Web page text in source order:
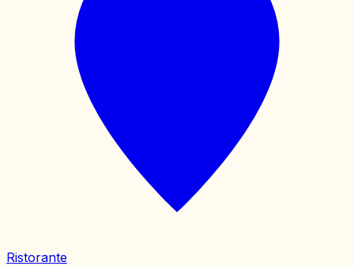
Ristorante